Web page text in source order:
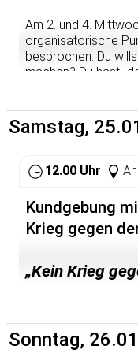
Ökonomik
Lehre nur wenig
15.01.: Anpassung
Mehr Infos:https://
20-economics-
Am 2. und 4.
organisatorische
besprochen. Du
machen? Du hast
Samstag,
12.00 Uhr
Kundgebung
Krieg gegen
„Kein Krieg
Rückkehr zum
Sonntag,